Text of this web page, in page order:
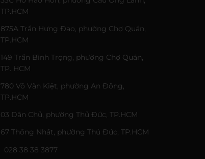
TP.HCM
875A Trần Hưng Đạo, phường Chợ Quán,
TP.HCM
149 Trần Bình Trọng, phường Chợ Quán,
TP. HCM
780 Võ Văn Kiệt, phường An Đông,
TP.HCM
03 Dân Chủ, phường Thủ Đức, TP.HCM
67 Thống Nhất, phường Thủ Đức, TP.HCM
028 38 38 3877